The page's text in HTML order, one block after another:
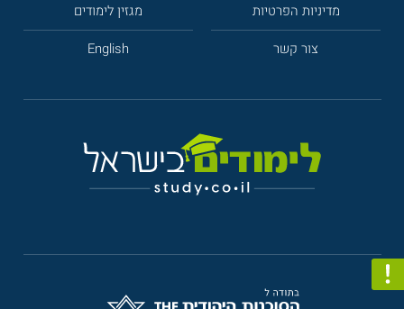
מדיניות הפרטיות
מגזין לימודים
צור קשר
English